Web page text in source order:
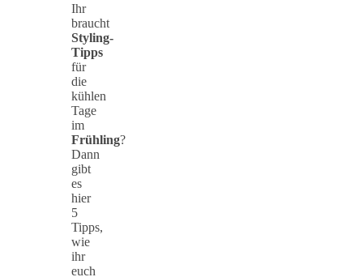
Ihr
braucht
Styling-
Tipps
für
die
kühlen
Tage
im
Frühling?
Dann
gibt
es
hier
5
Tipps,
wie
ihr
euch